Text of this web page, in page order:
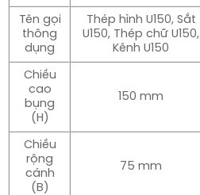
Tên gọi
thông
dụng
Thép hình U150, Sắt
U150, Thép chữ U150,
Kênh U150
Chiều
cao
bụng
(H)
150 mm
Chiều
rộng
cánh
(B)
75 mm